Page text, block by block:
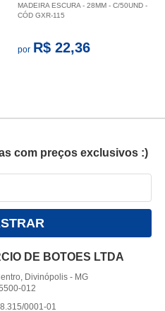
MADEIRA ESCURA - 28MM - C/50UND -
CÓD GXR-115
por R$ 22,36
com preços exclusivos :)
DE BOTOES LTDA
Divinópolis - MG
012
0001-01